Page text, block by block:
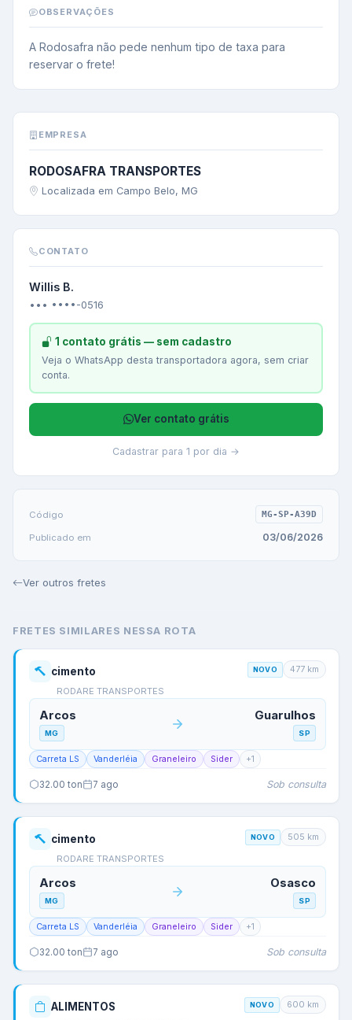
OBSERVAÇÕES
A Rodosafra não pede nenhum tipo de taxa para
reservar o frete!
EMPRESA
RODOSAFRA TRANSPORTES
Localizada em Campo Belo, MG
CONTATO
Willis B.
••• ••••-0516
1 contato grátis — sem cadastro
Veja o WhatsApp desta transportadora agora, sem criar
conta.
Ver contato grátis
Cadastrar para 1 por dia →
Código MG-SP-A39D
Publicado em 03/06/2026
Ver outros fretes
FRETES SIMILARES NESSA ROTA
cimento
RODARE TRANSPORTES
NOVO 477 km
Arcos
MG
Guarulhos
SP
Carreta LS Vanderléia Graneleiro Sider +1
32.00 ton 7 ago Sob consulta
cimento
RODARE TRANSPORTES
NOVO 505 km
Arcos
MG
Osasco
SP
Carreta LS Vanderléia Graneleiro Sider +1
32.00 ton 7 ago Sob consulta
ALIMENTOS NOVO 600 km